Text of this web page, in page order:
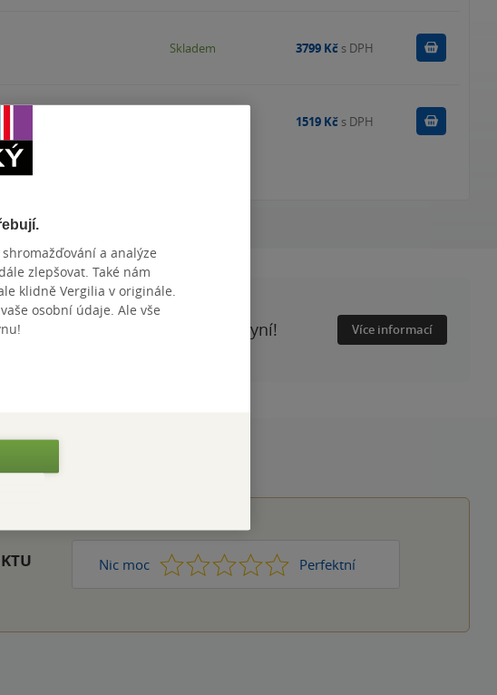
Skladem 3799 Kč s DPH
1519 Kč s DPH
Zobrazit
tajemství. Předobjednejte nyní! Více informací
Nic moc 1 2 3 4 Perfektní
5
a analýze
zlepšovat. Také nám
klidně Vergilia v originále.
osobní údaje. Ale vše